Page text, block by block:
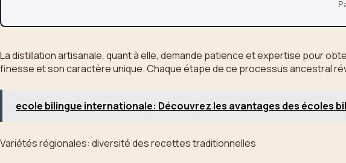
La distillation artisanale, quant à elle, demande patience et expertise pour
finesse et son caractère unique. Chaque étape de ce processus ancestral
ecole bilingue internationale: Découvrez les avantages des écoles
Variétés régionales: diversité des recettes traditionnelles